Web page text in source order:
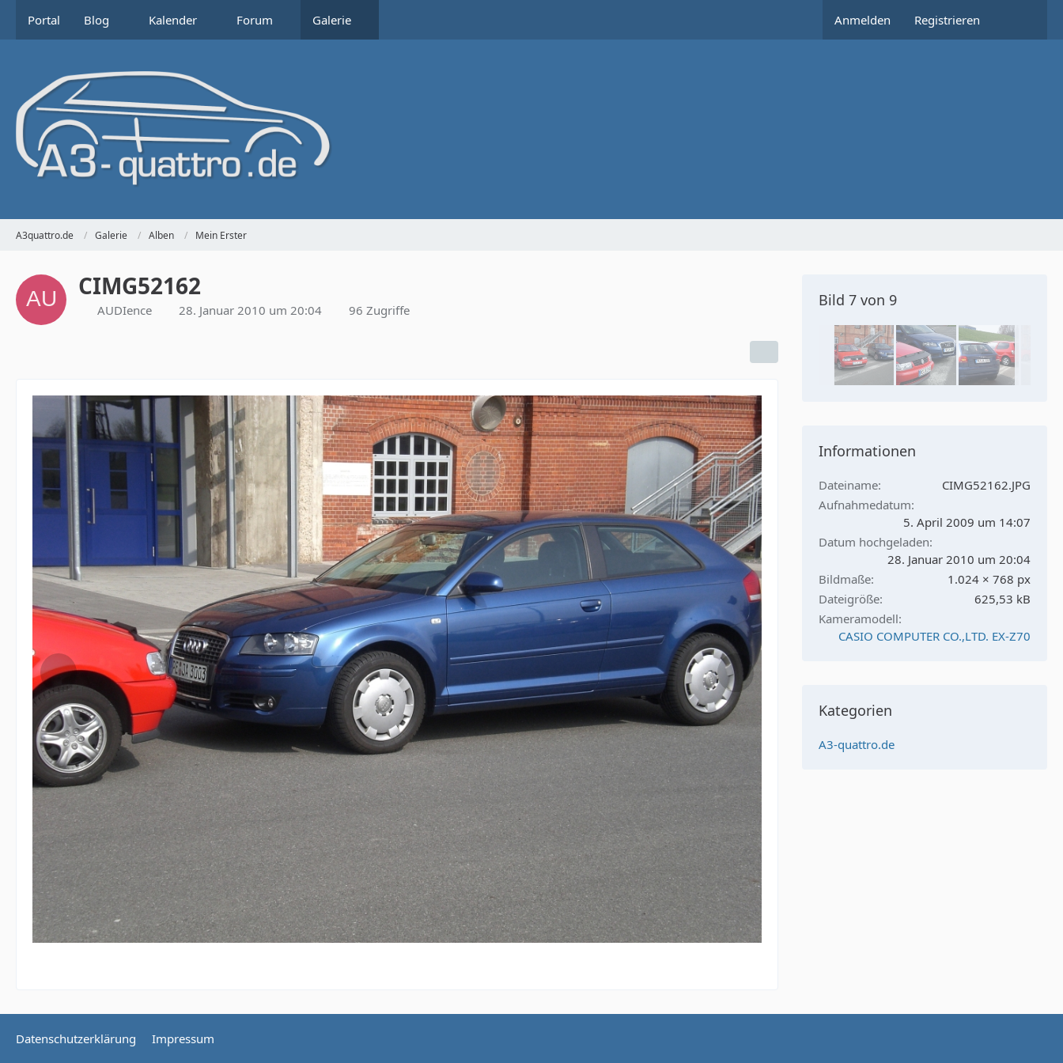
Portal Blog Kalender Forum Galerie Anmelden Registrieren
A3quattro.de Galerie Alben Mein Erster
CIMG52162
AUDIence 28. Januar 2010 um 20:04 96 Zugriffe
Bild 7 von 9
Informationen
Dateiname
CIMG52162.JPG
Aufnahmedatum
5. April 2009 um 14:07
Datum hochgeladen
28. Januar 2010 um 20:04
Bildmaße
1.024 × 768 px
Dateigröße
625,53 kB
Kameramodell
CASIO COMPUTER CO.,LTD. EX-Z70
Kategorien
A3-quattro.de
Datenschutzerklärung Impressum